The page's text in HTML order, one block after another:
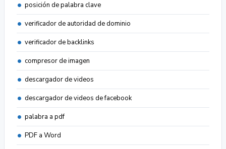
posición de palabra clave
verificador de autoridad de dominio
verificador de backlinks
compresor de imagen
descargador de videos
descargador de videos de facebook
palabra a pdf
PDF a Word